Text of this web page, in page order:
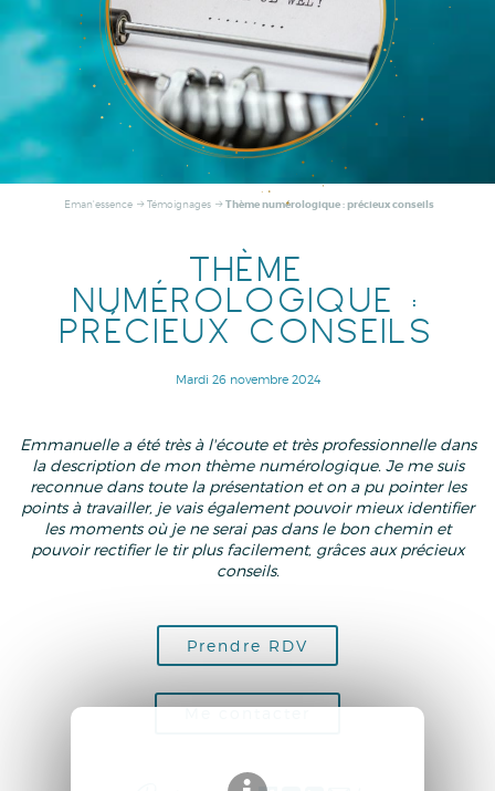
Eman'essence Témoignages Thème numérologique : précieux conseils
THÈME
NUMÉROLOGIQUE :
PRÉCIEUX CONSEILS
Mardi 26 novembre 2024
Emmanuelle a été très à l'écoute et très professionnelle dans
la description de mon thème numérologique. Je me suis
reconnue dans toute la présentation et on a pu pointer les
points à travailler, je vais également pouvoir mieux identifier
les moments où je ne serai pas dans le bon chemin et
pouvoir rectifier le tir plus facilement, grâces aux précieux
conseils.
Prendre RDV
Me contacter